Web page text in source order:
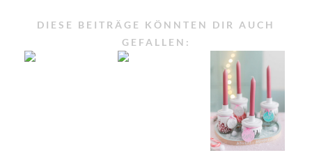
DIESE BEITRÄGE KÖNNTEN DIR AUCH
GEFALLEN: